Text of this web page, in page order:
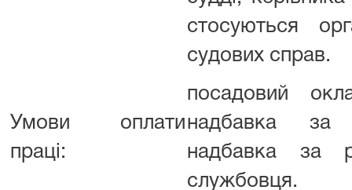
стосуються
судових справ.
Умови оплати
праці:
посадовий
надбавка за
надбавка за
службовця.